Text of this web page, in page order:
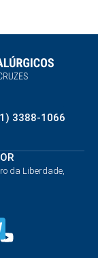
3388-1066
da Liberdade,